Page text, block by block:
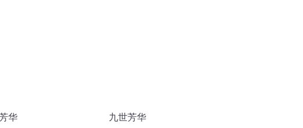
华 九世芳华